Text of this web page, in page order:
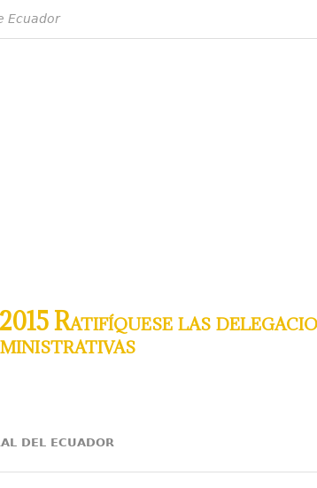
Ecuador
Ratifíquese las
DEL ECUADOR